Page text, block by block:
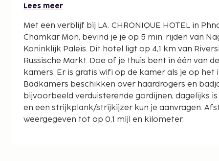
Lees meer
Met een verblijf bij LA. CHRONIQUE HOTEL in
Chamkar Mon, bevind je je op 5 min. rijden van
Koninklijk Paleis. Dit hotel ligt op 4,1 km van Riverside en op 0,5 km van
Russische Markt. Doe of je thuis bent in één van
kamers. Er is gratis wifi op de kamer als je op het
Badkamers beschikken over haardrogers en
bijvoorbeeld verduisterende gordijnen, dagelijks
en een strijkplank/strijkijzer kun je aanvragen.
weergegeven tot op 0,1 mijl en kilometer.